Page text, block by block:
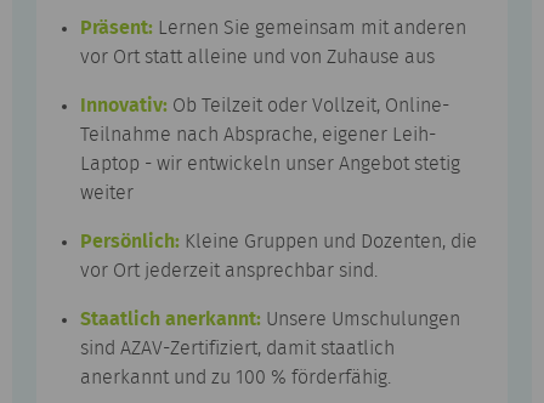
Präsent: Lernen Sie gemeinsam mit anderen
vor Ort statt alleine und von Zuhause aus
Innovativ: Ob Teilzeit oder Vollzeit, Online-
Teilnahme nach Absprache, eigener Leih-
Laptop - wir entwickeln unser Angebot stetig
weiter
Persönlich: Kleine Gruppen und Dozenten, die
vor Ort jederzeit ansprechbar sind.
Staatlich anerkannt: Unsere Umschulungen
sind AZAV-Zertifiziert, damit staatlich
anerkannt und zu 100 % förderfähig.